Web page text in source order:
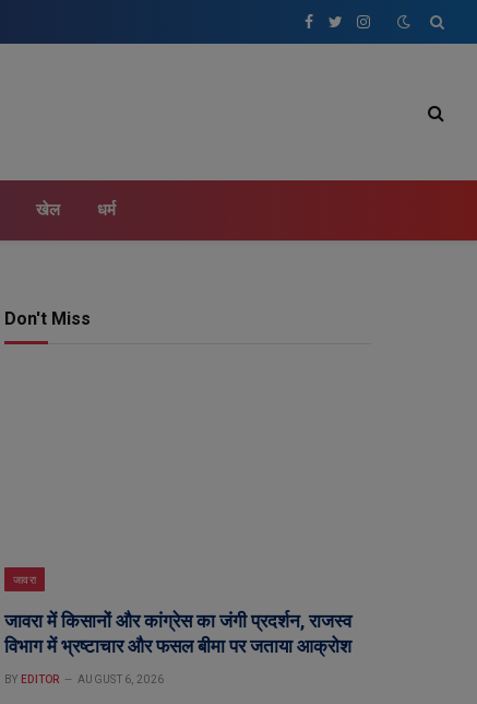
Facebook
TwitterInstagram
खेल धर्म
Don't Miss
जावरा
जावरा में किसानों और कांग्रेस का जंगी प्रदर्शन, राजस्व
विभाग में भ्रष्टाचार और फसल बीमा पर जताया आक्रोश
BY EDITOR AUGUST 6, 2026